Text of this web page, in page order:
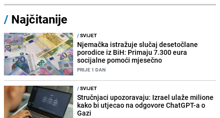
/ Najčitanije
/SVIJET
Njemačka istražuje slučaj desetočlane
porodice iz BiH: Primaju 7.300 eura
socijalne pomoći mjesečno
PRIJE 1 DAN
/SVIJET
Stručnjaci upozoravaju: Izrael ulaže milione
kako bi utjecao na odgovore ChatGPT-a o
Gazi